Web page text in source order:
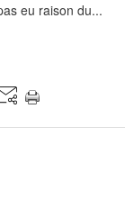
eu raison du...